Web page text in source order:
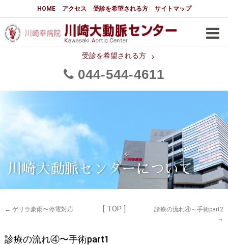
HOME アクセス 受診を希望される方 サイトマップ
受診を希望される方
044 544 4611
大動脈センターについて
はじめに 大動脈センターについて
メディアでの紹介
都道府県別患者マップ 都道府県別紹介病院
大動脈瘤について 基本編
3分でわかる大動脈瘤・大動脈
大動脈瘤
大動脈解離（解離性大動脈瘤）
胸部大動脈瘤の治療
腹部大動脈瘤の治療 急性大動脈解離の治療
川崎大動脈センターについて
← ゲリラ豪雨〜停電対応 [ TOP ]
診療の流れ④～手術part2
→
診療の流れ④〜手術part1